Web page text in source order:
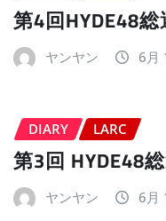
第4回HYDE48
ヤンヤン 6月
DIARY LARC
第3回 HYDE48
ヤンヤン 6月